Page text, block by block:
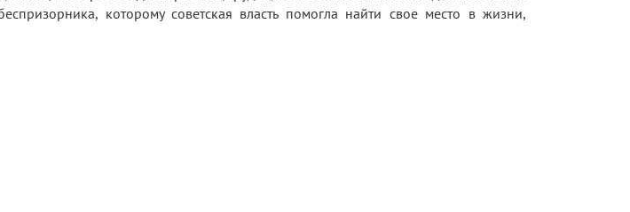
которому советская власть помогла найти свое место в жизни,